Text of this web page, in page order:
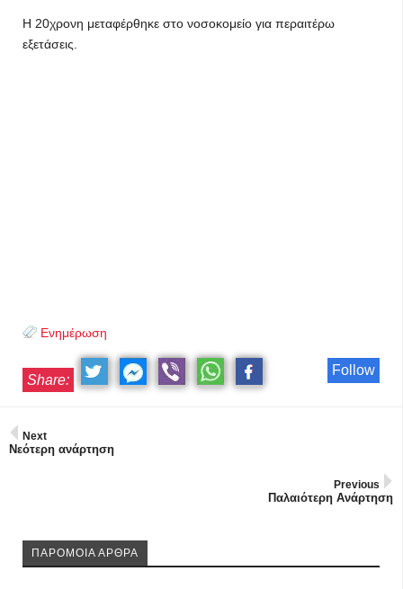
Η 20χρονη μεταφέρθηκε στο νοσοκομείο για περαιτέρω
εξετάσεις.
Ενημέρωση
Follow
Share:
Next
Νεότερη ανάρτηση
Previous
Παλαιότερη Ανάρτηση
ΠΑΡΟΜΟΙΑ ΑΡΘΡΑ